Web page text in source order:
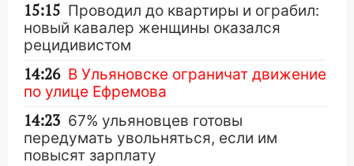
15:15 Проводил до квартиры и ограбил:
новый кавалер женщины оказался
рецидивистом
14:26 В Ульяновске ограничат движение
по улице Ефремова
14:23 67% ульяновцев готовы
передумать увольняться, если им
повысят зарплату